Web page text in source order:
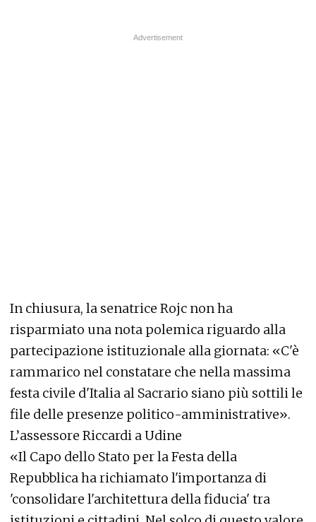
In chiusura, la senatrice Rojc non ha
risparmiato una nota polemica riguardo alla
partecipazione istituzionale alla giornata: «C'è
rammarico nel constatare che nella massima
festa civile d'Italia al Sacrario siano più sottili le
file delle presenze politico-amministrative».
L’assessore Riccardi a Udine
«Il Capo dello Stato per la Festa della
Repubblica ha richiamato l'importanza di
'consolidare l'architettura della fiducia' tra